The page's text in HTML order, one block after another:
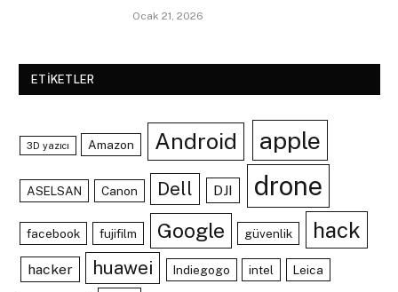
Ocak 21, 2026
ETIKETLER
3D yazıcı Amazon Android apple
ASELSAN Canon Dell DJI drone
facebook fujifilm Google güvenlik hack
hacker huawei Indiegogo intel Leica